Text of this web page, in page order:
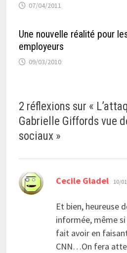
07/04/2011
Une nouvelle réalité pour
employeurs
09/03/2010
2 réflexions sur «
Gabrielle Giffords vue
sociaux»
Cecile Gladel dit :
10/
Et bien, heureuse
informée, même
fait avoir en
CNN…On fera